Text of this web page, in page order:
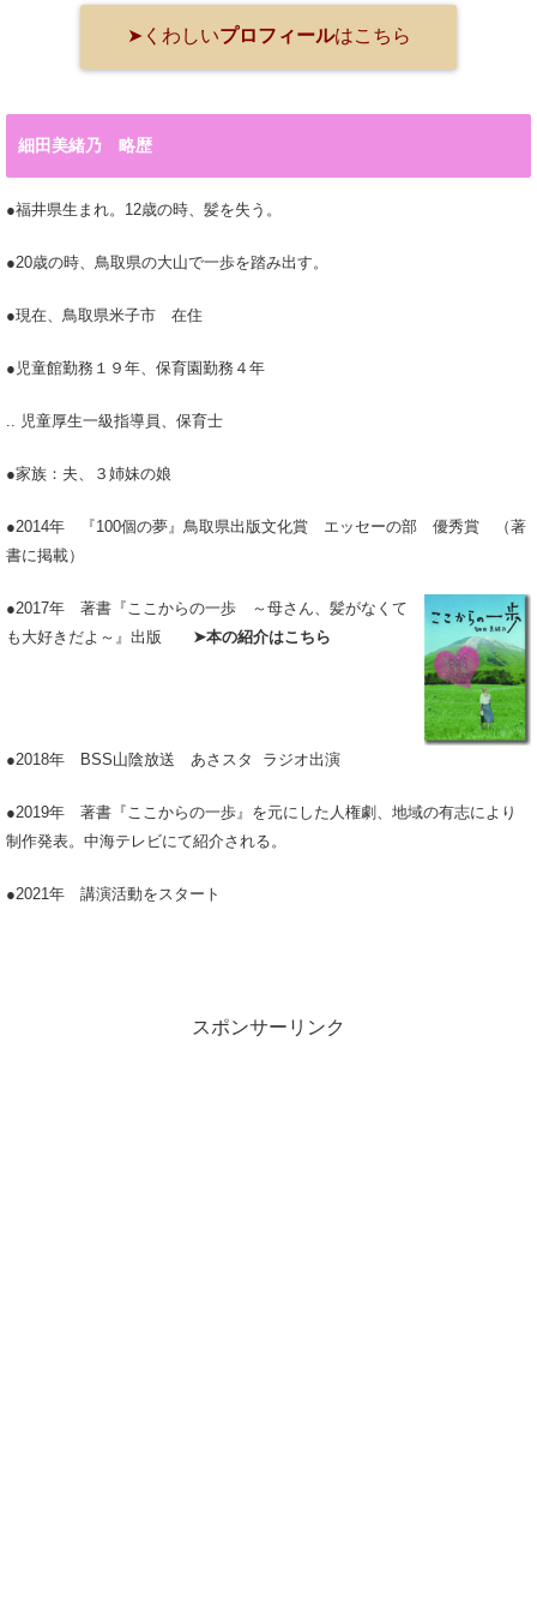
➤くわしいプロフィールはこちら
細田美緒乃 略歴
●福井県生まれ。12歳の時、髪を失う。
●20歳の時、鳥取県の大山で一歩を踏み出す。
●現在、鳥取県米子市 在住
●児童館勤務１９年、保育園勤務４年
.. 児童厚生一級指導員、保育士
●家族：夫、３姉妹の娘
●2014年 『100個の夢』鳥取県出版文化賞 エッセーの部 優秀賞 （著
書に掲載）
●2017年 著書『ここからの一歩 ～母さん、髪がなくて
も大好きだよ～』出版 ➤本の紹介はこちら
●2018年 BSS山陰放送 あさスタ ラジオ出演
●2019年 著書『ここからの一歩』を元にした人権劇、地域の有志により
制作発表。中海テレビにて紹介される。
●2021年 講演活動をスタート
スポンサーリンク